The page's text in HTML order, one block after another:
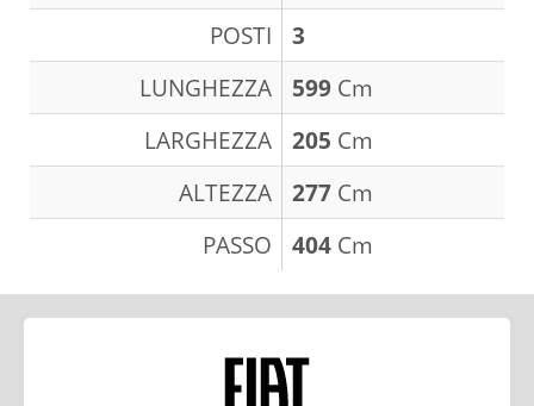
POSTI
3
LUNGHEZZA
599 Cm
LARGHEZZA
205 Cm
ALTEZZA
277 Cm
PASSO
404 Cm